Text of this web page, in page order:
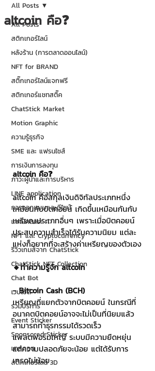
All Posts
สติกเกอร์ไลน์
หลังร้าน (การตลาดออนไลน์)
NFT for BRAND
สติ๊กเกอร์ไลน์แจกฟรี
สติกเกอร์แชทสติ๊ค
ChatStick Market
Motion Graphic
ความรู้ธุรกิจ
SME และ แฟรนไชส์
การเงินการลงทุน
ภาวะผู้นำและการบริหาร
LINE application
การออกแบบและดีไซน์
เทคนิคสาระ IT
NFT และ Cryptocurrency
รีวิวเกมส์จาก ChatStick
ChatStick NFT Collection
Chat Bot
เวบไซต์
รวมบริการ
Event Sticker
Sponsored Sticker
มาสคอต
สติกเกอร์ไลน์ 3D
All Posts
altcoin คือ❓
altcoin คือ❓
altcoin คือสกุลเงินดิจิทัลประเภทหนึ่ง
เหมือนกับบิตคอยน์ เกิดขึ้นเหมือนกันกับ
เหรียญประเภทอื่นๆ เพราะเมื่อบิตคอยน์
ประสบความสำเร็จได้รับความนิยม แต่ละ
แห่งก็อยากที่จะสร้างค่าเหรียญของตัวเอง
🔸ทำความรู้จัก altcoin
- Bitcoin Cash (BCH)
เหรียญที่แยกตัวจากบิตคอยน์ ในกรณีที่
อนาคตบิตคอยน์อาจจะไม่เป็นที่นิยมแล้ว
สามารถทำธุรกรรมได้รวดเร็ว
แพลตฟอร์มใหญ่ ระบบมีความยืดหยุ่น
แต่ความปลอดภัยจะน้อย แต่ได้รับการ
เทรดไม่น้อย